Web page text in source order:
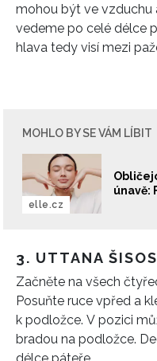
mohou být ve vzduchu
vedeme po celé délce
hlava tedy visí mezi
MOHLO BY SE VÁM LÍBIT
únavě:
elle.cz
3. UTTANA
Začněte na všech
Posuňte ruce vpřed a
k podložce. V pozici
bradou na podložce.
délce páteře.